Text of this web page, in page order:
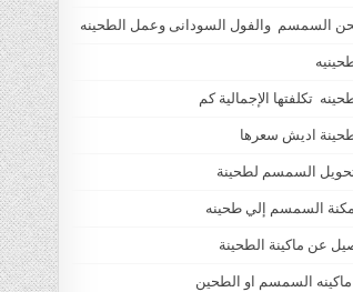
السمسم والفول السودانى وعمل الطحينه
تكلفتها الإجمالية كم
اديش سعرها
تحويل السمسم لطحينة
السمسم إلي طحينه
عن ماكينة الطحينة
السمسم او الطحين